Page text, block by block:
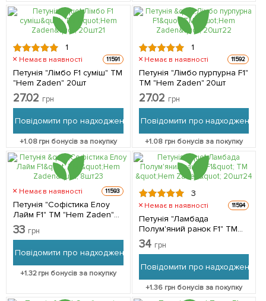
1
Немає в наявності 11591
Петунія "Лімбо F1 суміш" ТМ
"Hem Zaden" 20шт
27.02 грн
Повідомити про надходження
+1.08грн бонусів за покупку
1
Немає в наявності 11592
Петунія "Лімбо пурпурна F1"
ТМ "Hem Zaden" 20шт
27.02 грн
Повідомити про надходження
+1.08 грн бонусів за покупку
Немає в наявності 11593
Петунія "Софістика Елоу
Лайм F1" ТМ "Hem Zaden"
8шт
33 грн
Повідомити про надходження
+1.32грн бонусів за покупку
3
Немає в наявності 11594
Петунія "Ламбада
Полум'яний ранок F1" ТМ
"Hem Zaden" 20шт
34 грн
Повідомити про надходження
+1.36грн бонусів за покупку